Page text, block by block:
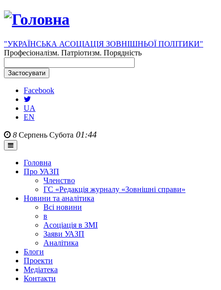
"УКРАЇНСЬКА АСОЦІАЦІЯ ЗОВНІШНЬОЇ ПОЛІТИКИ"
Професіоналізм. Патріотизм. Порядність
Facebook
UA
EN
8 Серпень Субота 01:44
Головна
Про УАЗП
Членство
ГС «Редакція журналу «Зовнішні справи»
Новини та аналітика
Всі новини
в
Асоціація в ЗМІ
Заяви УАЗП
Аналітика
Блоги
Проекти
Медіатека
Контакти